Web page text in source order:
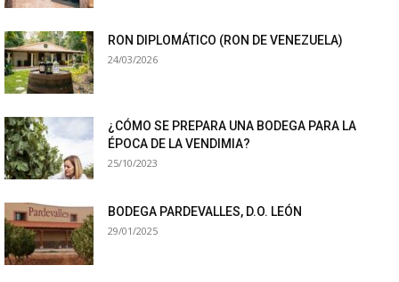
RON DIPLOMÁTICO (RON DE VENEZUELA)
24/03/2026
¿CÓMO SE PREPARA UNA BODEGA PARA LA
ÉPOCA DE LA VENDIMIA?
25/10/2023
BODEGA PARDEVALLES, D.O. LEÓN
29/01/2025